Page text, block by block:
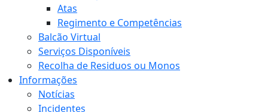
Atas
Regimento e Competências
Balcão Virtual
Serviços Disponíveis
Recolha de Residuos ou Monos
Informações
Notícias
Incidentes